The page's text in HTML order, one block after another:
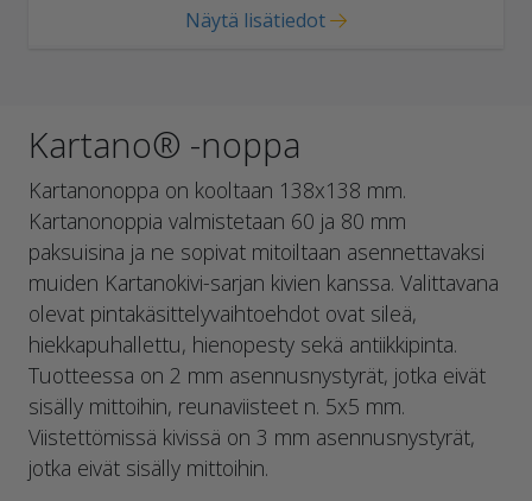
Näytä lisätiedot
Kartano® -noppa
Kartanonoppa on kooltaan 138x138 mm.
Kartanonoppia valmistetaan 60 ja 80 mm
paksuisina ja ne sopivat mitoiltaan asennettavaksi
muiden Kartanokivi-sarjan kivien kanssa. Valittavana
olevat pintakäsittelyvaihtoehdot ovat sileä,
hiekkapuhallettu, hienopesty sekä antiikkipinta.
Tuotteessa on 2 mm asennusnystyrät, jotka eivät
sisälly mittoihin, reunaviisteet n. 5x5 mm.
Viistettömissä kivissä on 3 mm asennusnystyrät,
jotka eivät sisälly mittoihin.